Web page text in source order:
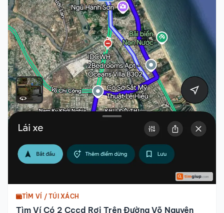
TÌM VÍ / TÚI XÁCH
Tìm Ví Có 2 Cccd Rơi Trên Đường Võ Nguyên